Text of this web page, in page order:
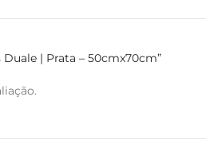
| Prata – 50cmx70cm”